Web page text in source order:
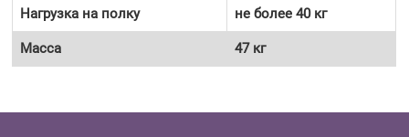
Нагрузка на полку не более 40 кг
Масса 47 кг